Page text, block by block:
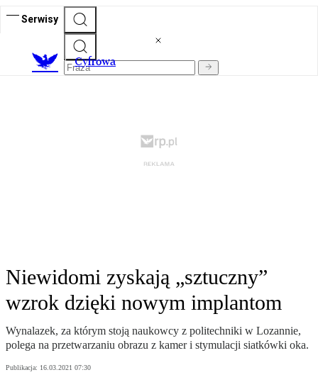
Serwisy
Cyfrowa
Niewidomi zyskają „sztuczny”
wzrok dzięki nowym implantom
Wynalazek, za którym stoją naukowcy z politechniki w Lozannie,
polega na przetwarzaniu obrazu z kamer i stymulacji siatkówki oka.
Publikacja: 16.03.2021 07:30